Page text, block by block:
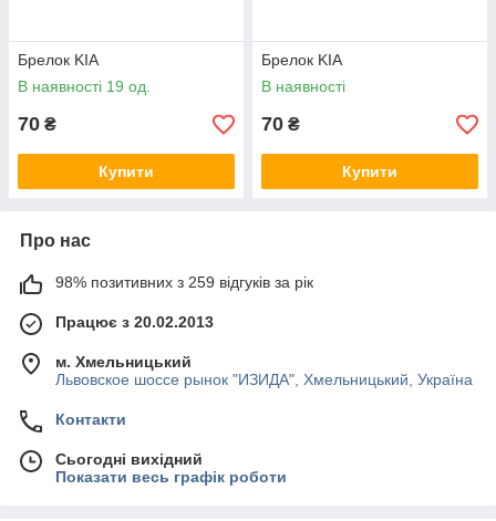
Брелок KIA
В наявності 19 од.
70 ₴
Купити
Брелок KIA
В наявності
70 ₴
Купити
Про нас
98% позитивних з 259 відгуків за рік
Працює з 20.02.2013
м. Хмельницький
Львовское шоссе рынок "ИЗИДА", Хмельницький, Україна
Контакти
Сьогодні вихідний
Показати весь графік роботи